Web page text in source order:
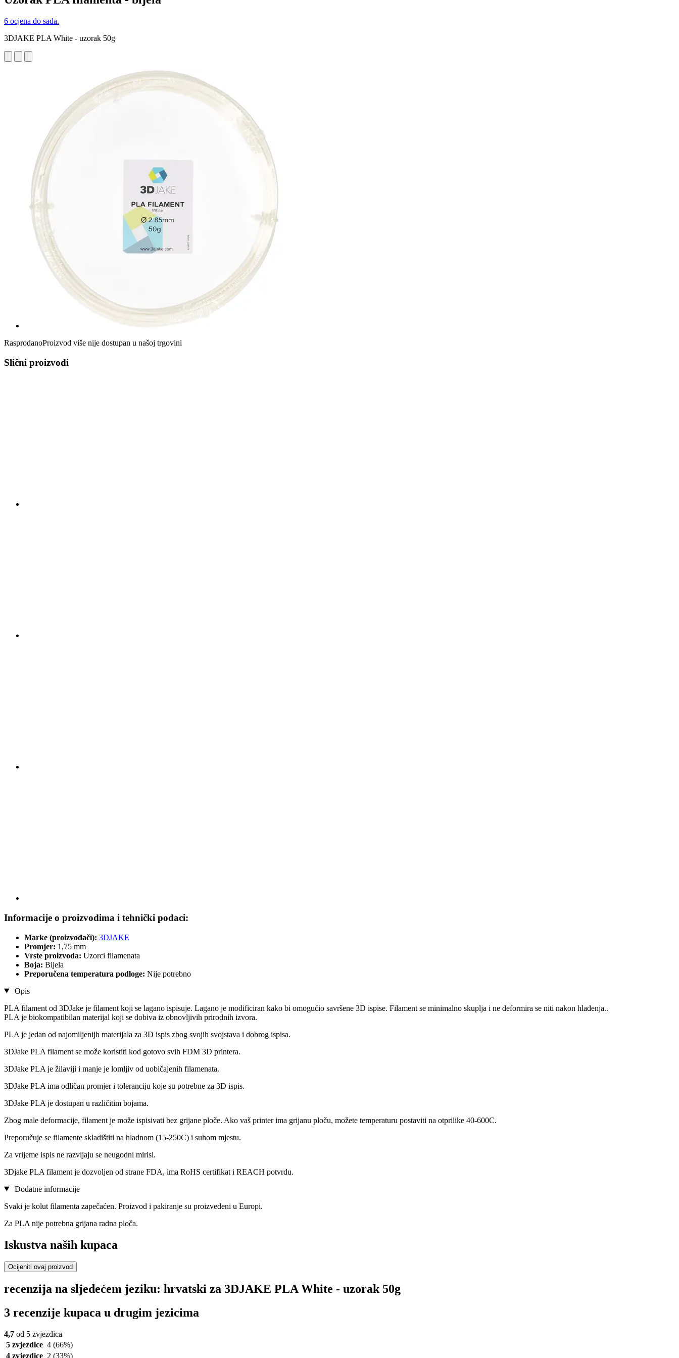
6 ocjena do sada.
3DJAKE PLA White - uzorak 50g
RasprodanoProizvod više nije dostupan u našoj trgovini
Slični proizvodi
Informacije o proizvodima i tehnički podaci:
Marke (proizvođači): 3DJAKE
Promjer: 1,75 mm
Vrste proizvoda: Uzorci filamenata
Boja: Bijela
Preporučena temperatura podloge: Nije potrebno
Opis
PLA filament od 3DJake je filament koji se lagano ispisuje. Lagano je modificiran kako bi omogućio savršene 3D ispise. Filament se minimalno skuplja i ne deformira se niti nakon hlađenja..
PLA je biokompatibilan materijal koji se dobiva iz obnovljivih prirodnih izvora.
PLA je jedan od najomiljenijh materijala za 3D ispis zbog svojih svojstava i dobrog ispisa.
3DJake PLA filament se može koristiti kod gotovo svih FDM 3D printera.
3DJake PLA je žilaviji i manje je lomljiv od uobičajenih filamenata.
3DJake PLA ima odličan promjer i toleranciju koje su potrebne za 3D ispis.
3DJake PLA je dostupan u različitim bojama.
Zbog male deformacije, filament je može ispisivati bez grijane ploče. Ako vaš printer ima grijanu ploču, možete temperaturu postaviti na otprilike 40-600C.
Preporučuje se filamente skladištiti na hladnom (15-250C) i suhom mjestu.
Za vrijeme ispis ne razvijaju se neugodni mirisi.
3Djake PLA filament je dozvoljen od strane FDA, ima RoHS certifikat i REACH potvrdu.
Dodatne informacije
Svaki je kolut filamenta zapečaćen. Proizvod i pakiranje su proizvedeni u Europi.
Za PLA nije potrebna grijana radna ploča.
Iskustva naših kupaca
Ocijeniti ovaj proizvod
recenzija na sljedećem jeziku: hrvatski za 3DJAKE PLA White - uzorak 50g
3 recenzije kupaca u drugim jezicima
4,7 od 5 zvjezdica
5 zvjezdice 4 (66%)
4 zvjezdice 2 (33%)